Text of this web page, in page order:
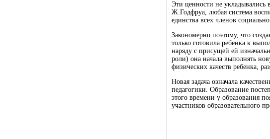
Эти ценности не укладывались
Ж.Годфруа, любая система
единства всех членов
Закономерно поэтому, что
только готовила ребенка к
наряду с присущей ей
роли) она начала выполнять
физических качеств ребенка,
Новая задача означала
педагогики. Образование
этого времени у образования
участников образовательного